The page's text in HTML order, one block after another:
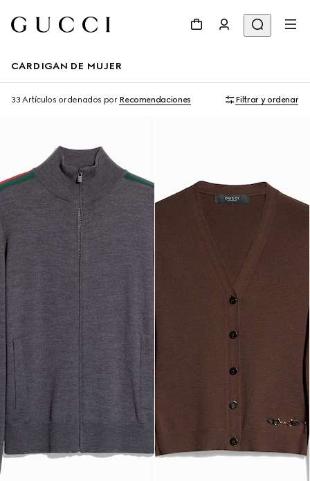
CARDIGAN DE MUJER
33 Artículos ordenados por Recomendaciones Filtrar y ordenar